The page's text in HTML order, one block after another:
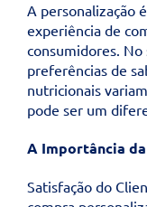
A personalização
experiência de
consumidores.
preferências de
nutricionais
pode ser um
A Importância
Satisfação do